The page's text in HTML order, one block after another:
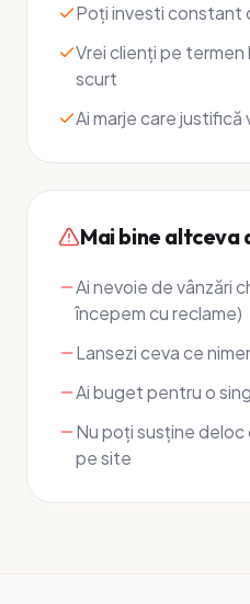
Poți investi constant
Vrei clienți pe termen
scurt
Ai marje care justifică
Mai bine altceva
Ai nevoie de vânzări
începem cu reclame)
Lansezi ceva ce
Ai buget pentru o
Nu poți susține
pe site